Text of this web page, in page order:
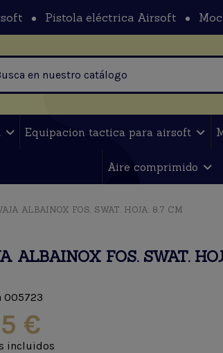
Pistola eléctrica Airsoft
Equipacion tactica para airsoft
Aire comprimido
ALBAINOX FOS. SWAT. HOJA: 8.7 CM
ALBAINOX FOS. SWAT.
005723
€
incluidos